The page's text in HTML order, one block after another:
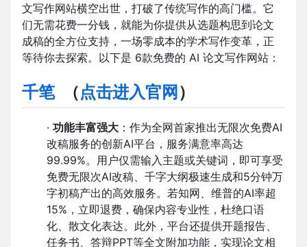
文写作网站横空出世，打破了传统写作的高门槛。它
们无需花费一分钱，就能为你提供从选题构思到论文
成稿的全方位支持，一场零成本的学术写作变革，正
等待你去探索。以下是 6款免费的 AI 论文写作网站：
千笔（点击进入官网 ）
· 功能丰富强大 ：作为全网首家推出无限次免费AI
改稿服务的创新AI平台，服务满意率高达
99.99%。用户仅需输入主题或关键词，即可享受
免费无限次AI改稿、千字大纲极速生成和5分钟万
字初稿产出的高效服务。若知网、维普的AI率超
15%，立即退费，确保内容专业性，杜绝口语
化、散文化表达。此外，平台还提供开题报告、
任务书、答辩PPT等全文附加功能，实现论文相